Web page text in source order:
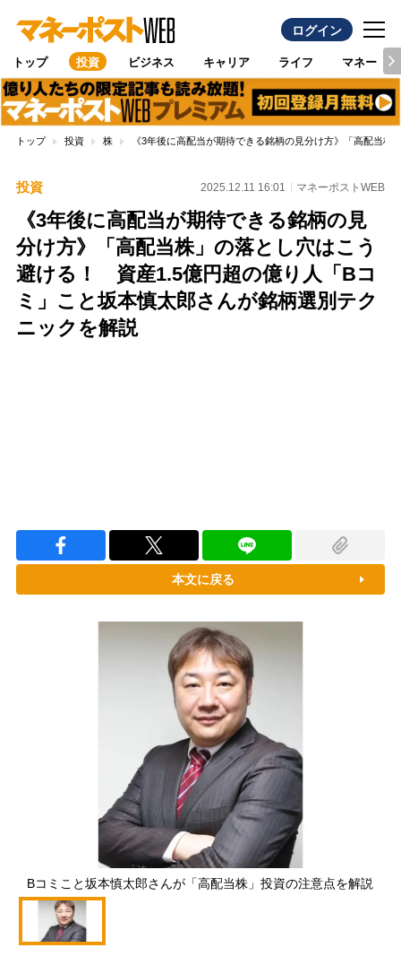
ログイン
トップ 投資 ビジネス キャリア ライフ マネー
トップ 投資 株 《3年後に高配当が期待できる銘柄の見分け方》「高配当
投資 2025.12.11 16:01 マネーポストWEB
《3年後に高配当が期待できる銘柄の見
分け方》「高配当株」の落とし穴はこう
避ける！ 資産1.5億円超の億り人「Bコ
ミ」こと坂本慎太郎さんが銘柄選別テク
ニックを解説
本文に戻る
Bコミこと坂本慎太郎さんが「高配当株」投資の注意点を解説